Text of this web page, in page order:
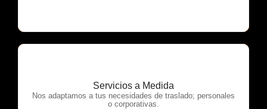
Servicios a Medida
Nos adaptamos a tus necesidades de traslado; personales
o corporativas.
OTP Servicios